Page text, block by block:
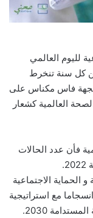
لليوم العالمي
الذي يصادف 24مارس من كل سنة تنخرط
بجهة فاس مكناس على
العالمية كشعار
فأن عدد الحالات
الاجتماعية
مخططا استراتيجيا وطنيا لفترة 2024-2030 انسجاما مع استراتيجية
2030.